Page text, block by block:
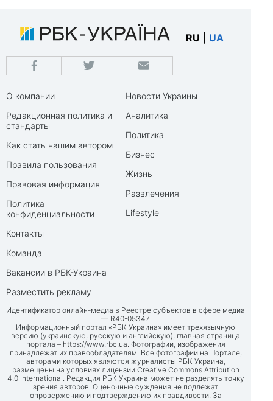
RU UA
О компании
Редакционная политика и
стандарты
Как стать нашим автором
Правила пользования
Правовая информация
Политика
конфиденциальности
Контакты
Команда
Вакансии в РБК-Украина
Разместить рекламу
Новости Украины
Аналитика
Политика
Бизнес
Жизнь
Развлечения
Lifestyle
Идентификатор онлайн-медиа в Реестре субъектов в сфере медиа
— R40-05347
Информационный портал «РБК-Украина» имеет трехязычную
версию (украинскую, русскую и английскую), главная страница
портала – https://www.rbc.ua. Фотографии, изображения
принадлежат их правообладателям. Все фотографии на Портале,
авторами которых являются журналисты РБК-Украина,
размещены на условиях лицензии Creative Commons Attribution
4.0 International. Редакция РБК-Украина может не разделять точку
зрения авторов. Оценочные суждения не подлежат
опровержению и подтверждению их правдивости. За